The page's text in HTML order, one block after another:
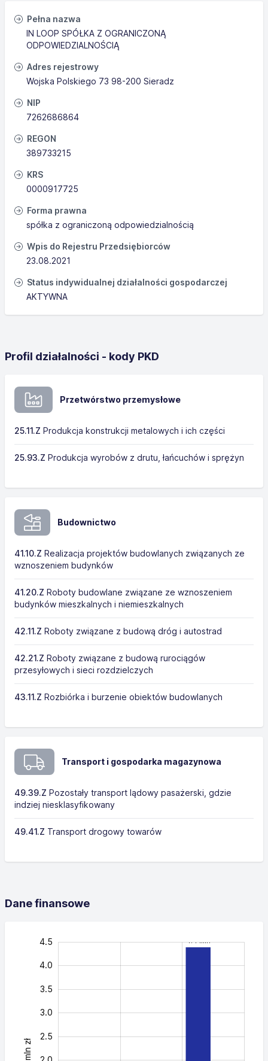
Pełna nazwa
IN LOOP SPÓŁKA Z OGRANICZONĄ
ODPOWIEDZIALNOŚCIĄ
Adres rejestrowy
Wojska Polskiego 73 98-200 Sieradz
NIP
7262686864
REGON
389733215
KRS
0000917725
Forma prawna
spółka z ograniczoną odpowiedzialnością
Wpis do Rejestru Przedsiębiorców
23.08.2021
Status indywidualnej działalności gospodarczej
AKTYWNA
Profil działalności - kody PKD
Przetwórstwo przemysłowe
25.11.Z Produkcja konstrukcji metalowych i ich części
25.93.Z Produkcja wyrobów z drutu, łańcuchów i sprężyn
Budownictwo
41.10.Z Realizacja projektów budowlanych związanych ze
wznoszeniem budynków
41.20.Z Roboty budowlane związane ze wznoszeniem
budynków mieszkalnych i niemieszkalnych
42.11.Z Roboty związane z budową dróg i autostrad
42.21.Z Roboty związane z budową rurociągów
przesyłowych i sieci rozdzielczych
43.11.Z Rozbiórka i burzenie obiektów budowlanych
Transport i gospodarka magazynowa
49.39.Z Pozostały transport lądowy pasażerski, gdzie
indziej niesklasyfikowany
49.41.Z Transport drogowy towarów
Dane finansowe
4.4 mln
mln zł
2.5
3.0
3.5
4.0
4.5